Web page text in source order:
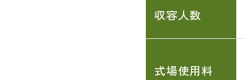
収容人数
式場使用料